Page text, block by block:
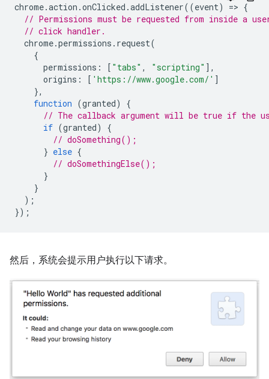
chrome.action .onClicked .addListener((event) => {
// Permissions must be requested from inside a
// click handler.
chrome.permissions . request(
{
permissions : [ "tabs" , "scripting" ],
origins : [ 'https://www.google.com/' ]
},
function (granted)
{
// The callback argument will be true if the
if (granted)
{
// doSomething();
} else {
// doSomethingElse();
}
}
);
});
然后，系统会提示用户执行以下请求。